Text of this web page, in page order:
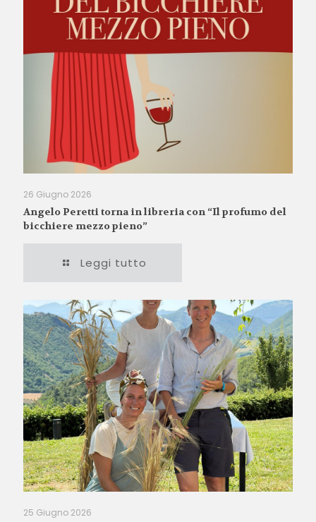
26 Giugno 2026
Angelo Peretti torna in libreria con “Il profumo del
bicchiere mezzo pieno”
Leggi tutto
25 Giugno 2026